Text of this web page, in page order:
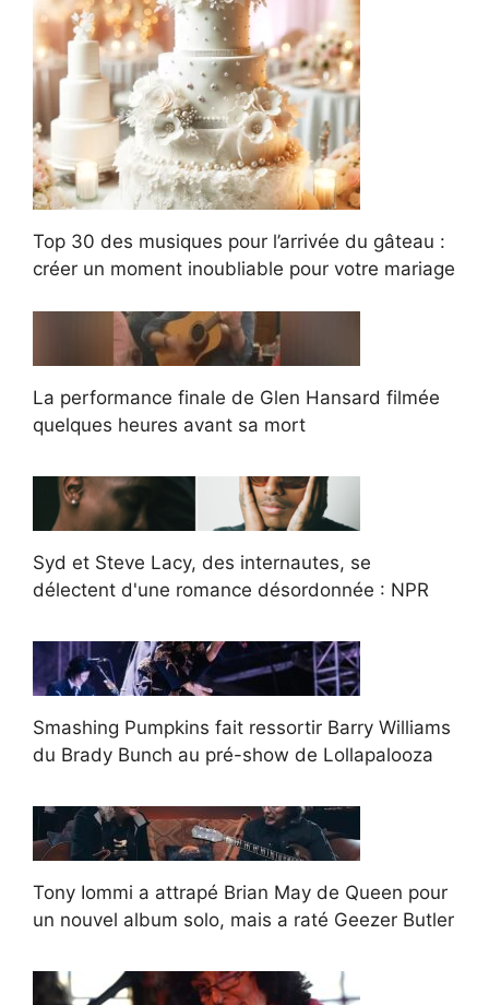
Top 30 des musiques pour l’arrivée du gâteau :
créer un moment inoubliable pour votre mariage
La performance finale de Glen Hansard filmée
quelques heures avant sa mort
Syd et Steve Lacy, des internautes, se
délectent d'une romance désordonnée : NPR
Smashing Pumpkins fait ressortir Barry Williams
du Brady Bunch au pré-show de Lollapalooza
Tony Iommi a attrapé Brian May de Queen pour
un nouvel album solo, mais a raté Geezer Butler